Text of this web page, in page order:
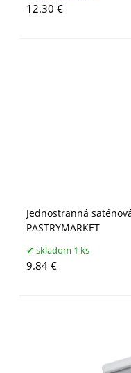
12.30 €
Jednostranná
PASTRYMARKET
skladom 1 ks
9.84 €